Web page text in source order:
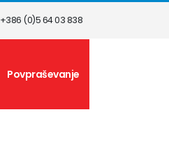
+386 (0)5 64 03 838
Povpraševanje